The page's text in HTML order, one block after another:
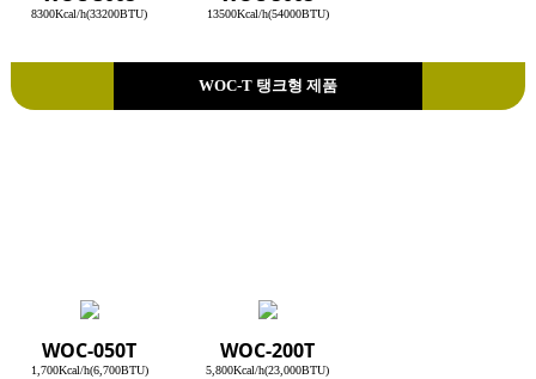
8300Kcal/h(33200BTU) 13500Kcal/h(54000BTU)
WOC-T 탱크형 제품
WOC-050T
1,700Kcal/h(6,700BTU)
WOC-200T
5,800Kcal/h(23,000BTU)